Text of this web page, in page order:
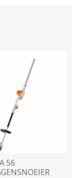
56